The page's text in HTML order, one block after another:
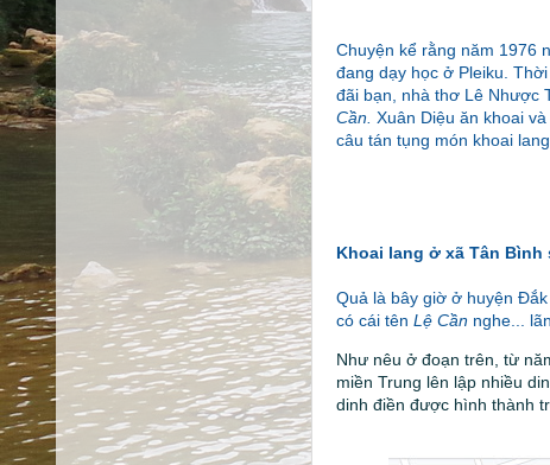
Chuyện kể rằng năm 1976
đang dạy học ở Pleiku.
đãi bạn, nhà thơ Lê Nhược
Cần. Xuân Diệu ăn khoai
câu tán tụng món khoai
Khoai lang ở xã Tân Bình
Quả là bây giờ ở huyện
có cái tên Lệ Cần nghe...
Như nêu ở đoạn trên, từ
miền Trung lên lập nhiều
dinh điền được hình thành